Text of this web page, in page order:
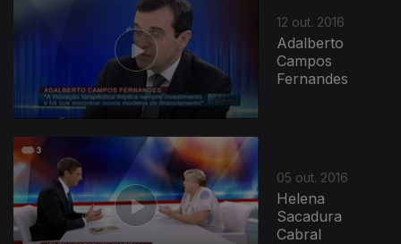
12 out. 2016
Adalberto
Campos
Fernandes
05 out. 2016
Helena
Sacadura
Cabral